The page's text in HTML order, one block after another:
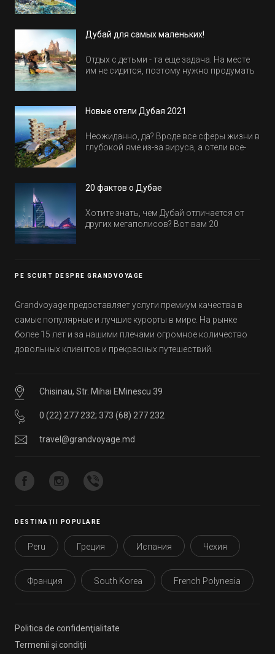
Дубай для самых маленьких!
Отдых с детьми - та еще задача. На месте
им не сидится, поэтому нужно продумать
Новые отели Дубая 2021
Неожиданно, да? Вроде все сферы жизни в
глубокой яме из-за вируса, а отели все-
обычно на первые заезды дают промо-
20 фактов о Дубае
Хотите знать, чем Дубай отличается от
других мегаполисов? Вот вам 20
PE SCURT DESPRE GRANDVOYAGE
Grandvoyage предоставляет услуги премиум качества в
самые популярные и лучшие курорты в мире. На рынке
более 15 лет и за нашими плечами огромное количество
довольных клиентов и прекрасных путешествий.
Chisinau, Str. Mihai EMinescu 39
0 (22) 277 232; 373 (68) 277 232
travel@grandvoyage.md
DESTINAȚII POPULARE
Peru Греция Испания Чехия
Франция South Korea French Polynesia
Politica de confidenţialitate
Termenii şi condiţii